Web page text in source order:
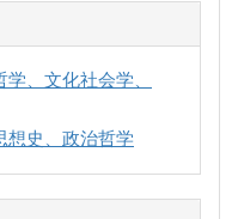
、文化社会学、
想史、政治哲学